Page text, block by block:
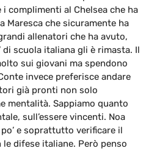
complimenti al Chelsea che ha
Maresca che sicuramente ha
allenatori che ha avuto,
di scuola italiana gli è rimasta. Il
sui giovani ma spendono
invece preferisce andare
già pronti non solo
mentalità. Sappiamo quanto
sull’essere vincenti. Noa
e soprattutto verificare il
difese italiane. Però penso